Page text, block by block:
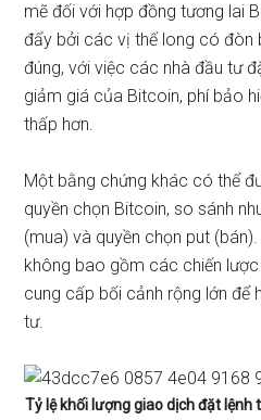
mẽ đối với hợp đồng tương lai
đẩy bởi các vị thế long có đòn
đúng, với việc các nhà đầu tư
giảm giá của Bitcoin, phí bảo
thấp hơn.
Một bằng chứng khác có thể
quyền chọn Bitcoin, so sánh
(mua) và quyền chọn put
không bao gồm các chiến
cung cấp bối cảnh rộng lớn để
tư.
Tỷ lệ khối lượng giao dịch đặt lệnh